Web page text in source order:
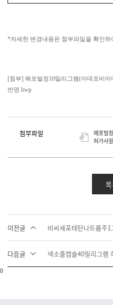
*자세한 변경내용은 첨부파일을 확인하
[첨부] 헤포빌정10밀리그램(아데포비
반영.hwp
첨부파일
헤포빌
허가사
이전글 비씨세포테탄나트륨주
다음글 넥소졸캡슐40밀리그램
0